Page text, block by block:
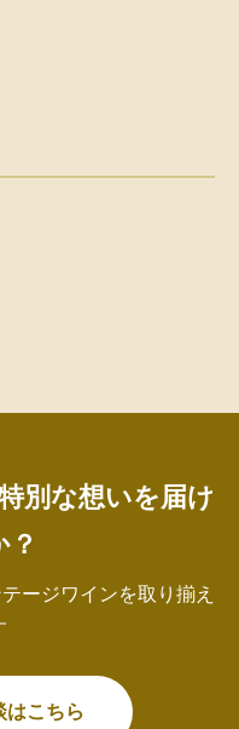
別な想いを届け
？
ージワインを取り揃え
はこちら